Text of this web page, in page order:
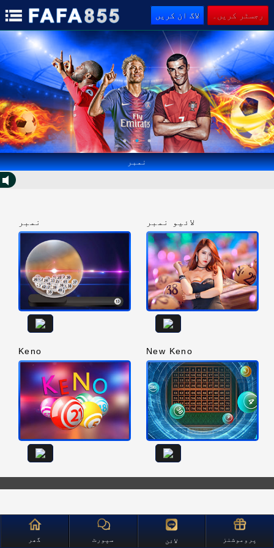
لاگ ان کریں رجسٹر کریں۔
نمبر
نمبر لائیو نمبر
Keno New Keno
گھر سپورٹ لائن پروموشنز